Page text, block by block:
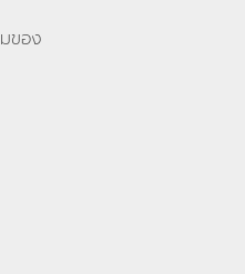
ของ